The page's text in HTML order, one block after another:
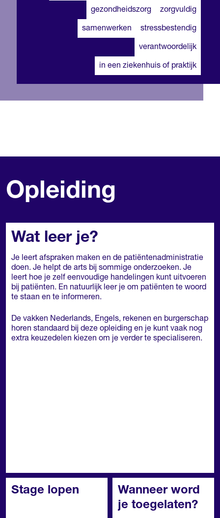
gezondheidszorg zorgvuldig
samenwerken stressbestendig
verantwoordelijk
in een ziekenhuis of praktijk
Opleiding
Wat leer je?
Je leert afspraken maken en de patiëntenadministratie
doen. Je helpt de arts bij sommige onderzoeken. Je
leert hoe je zelf eenvoudige handelingen kunt uitvoeren
bij patiënten. En natuurlijk leer je om patiënten te woord
te staan en te informeren.
De vakken Nederlands, Engels, rekenen en burgerschap
horen standaard bij deze opleiding en je kunt vaak nog
extra keuzedelen kiezen om je verder te specialiseren.
Stage lopen
Wanneer word
je toegelaten?